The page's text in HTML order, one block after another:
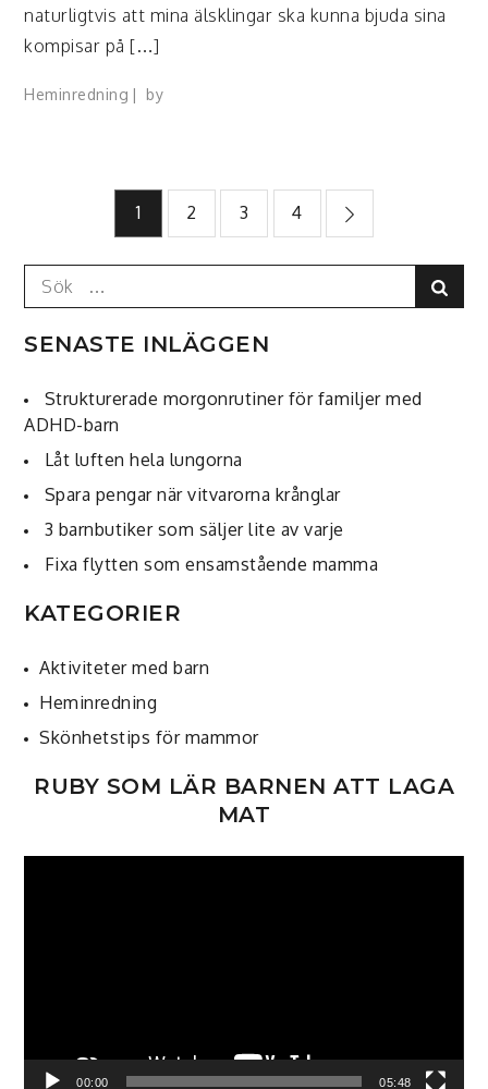
naturligtvis att mina älsklingar ska kunna bjuda sina
kompisar på […]
Heminredning by
Sidnumrering
för
inlägg
1 2 3 4
Search
for:
SENASTE INLÄGGEN
Strukturerade morgonrutiner för familjer med
ADHD-barn
Låt luften hela lungorna
Spara pengar när vitvarorna krånglar
3 barnbutiker som säljer lite av varje
Fixa flytten som ensamstående mamma
KATEGORIER
Aktiviteter med barn
Heminredning
Skönhetstips för mammor
RUBY SOM LÄR BARNEN ATT LAGA
MAT
00:00 05:48